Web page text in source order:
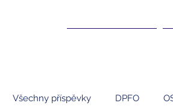
Všechny příspěvky DPFO